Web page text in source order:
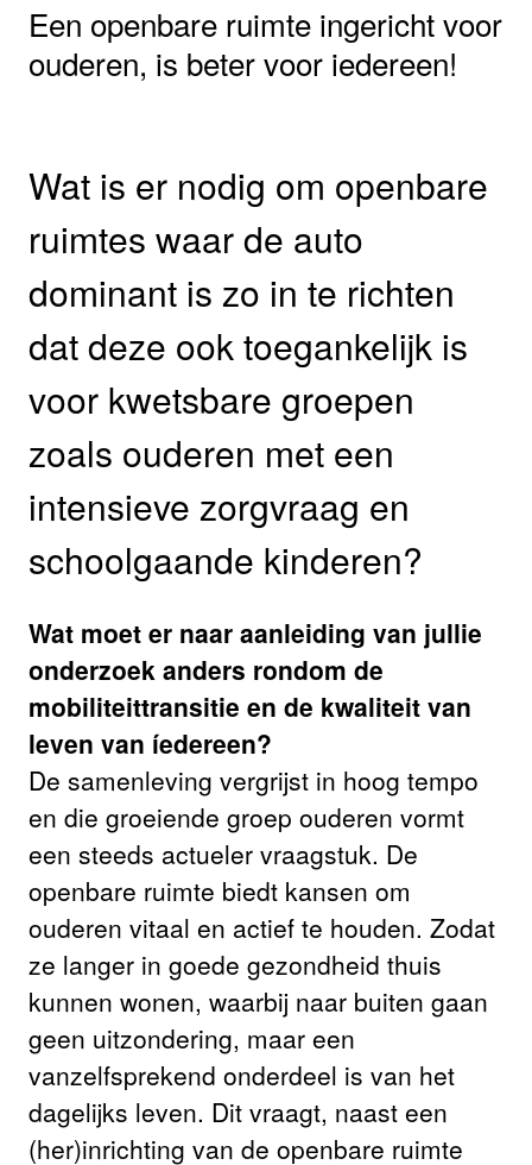
Een openbare ruimte ingericht voor
ouderen, is beter voor iedereen!
Wat is er nodig om openbare
ruimtes waar de auto
dominant is zo in te richten
dat deze ook toegankelijk is
voor kwetsbare groepen
zoals ouderen met een
intensieve zorgvraag en
schoolgaande kinderen?
Wat moet er naar aanleiding van jullie
onderzoek anders rondom de
mobiliteittransitie en de kwaliteit van
leven van íedereen?
De samenleving vergrijst in hoog tempo
en die groeiende groep ouderen vormt
een steeds actueler vraagstuk. De
openbare ruimte biedt kansen om
ouderen vitaal en actief te houden. Zodat
ze langer in goede gezondheid thuis
kunnen wonen, waarbij naar buiten gaan
geen uitzondering, maar een
vanzelfsprekend onderdeel is van het
dagelijks leven. Dit vraagt, naast een
(her)inrichting van de openbare ruimte